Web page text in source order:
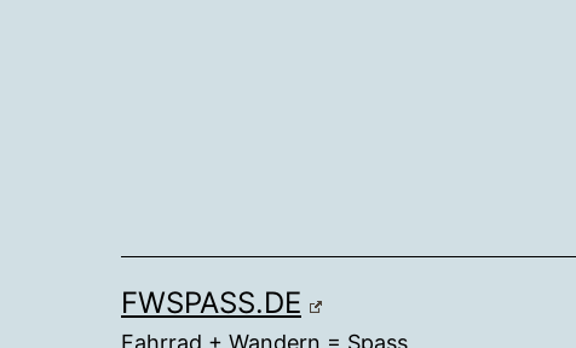
FWSPASS.DE
Fahrrad + Wandern = Spass